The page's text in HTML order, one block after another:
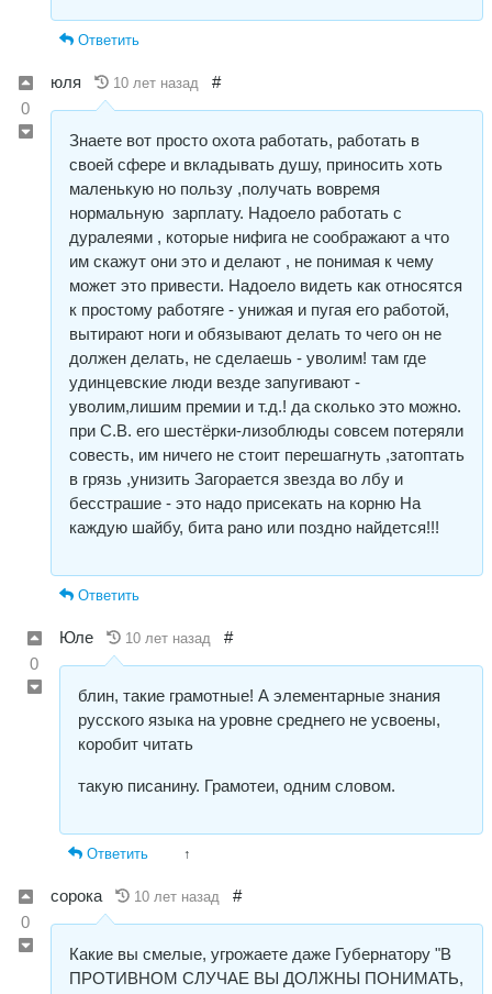
Ответить
0
юля 10 лет назад #
Знаете вот просто охота работать, работать в
своей сфере и вкладывать душу, приносить хоть
маленькую но пользу ,получать вовремя
нормальную зарплату. Надоело работать с
дуралеями , которые нифига не соображают а что
им скажут они это и делают , не понимая к чему
может это привести. Надоело видеть как относятся
к простому работяге - унижая и пугая его работой,
вытирают ноги и обязывают делать то чего он не
должен делать, не сделаешь - уволим! там где
удинцевские люди везде запугивают -
уволим,лишим премии и т.д.! да сколько это можно.
при С.В. его шестёрки-лизоблюды совсем потеряли
совесть, им ничего не стоит перешагнуть ,затоптать
в грязь ,унизить Загорается звезда во лбу и
бесстрашие - это надо присекать на корню На
каждую шайбу, бита рано или поздно найдется!!!
Ответить
0
Юле 10 лет назад #
блин, такие грамотные! А элементарные знания
русского языка на уровне среднего не усвоены,
коробит читать
такую писанину. Грамотеи, одним словом.
Ответить ↑
0
сорока 10 лет назад #
Какие вы смелые, угрожаете даже Губернатору "В
ПРОТИВНОМ СЛУЧАЕ ВЫ ДОЛЖНЫ ПОНИМАТЬ,